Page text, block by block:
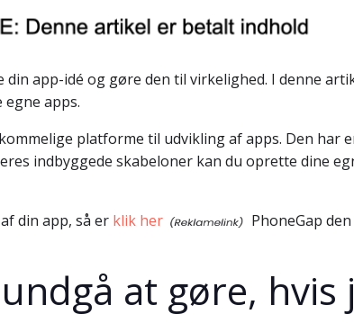
app-idé og gøre den til virkelighed. I denne
apps.
platforme til udvikling af apps. Den
indbyggede skabeloner kan du oprette dine
din app, så er klik her
PhoneGap
at gøre, hvis